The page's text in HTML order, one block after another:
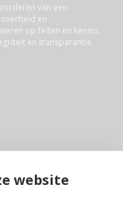
website
van een
en
op feiten en kennis
en transparantie.